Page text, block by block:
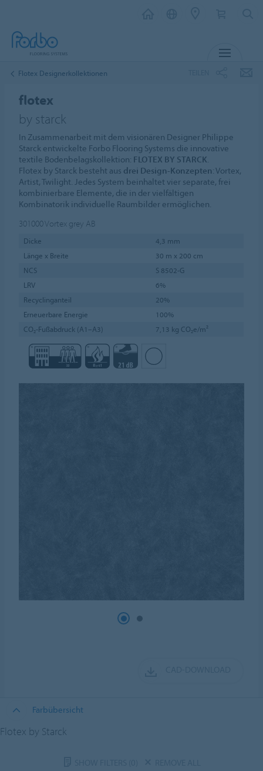
Flotex Designerkollektionen
flotex
by starck
In Zusammenarbeit mit dem visionären Designer Philippe
Starck entwickelte Forbo Flooring Systems die innovative
textile Bodenbelagskollektion: FLOTEX BY STARCK.
Flotex by Starck besteht aus drei Design-Konzepten: Vortex,
Artist, Twilight. Jedes System beinhaltet vier separate, frei
kombinierbare Elemente, die in der vielfältigen
Kombinatorik individuelle Raumbilder ermöglichen.
301000Vortex grey AB
Dicke
4,3 mm
Länge x Breite
30 m x 200 cm
NCS
S 8502-G
LRV
6%
Recyclinganteil
20%
Erneuerbare Energie
100%
CO₂-Fußabdruck (A1–A3)
7,13 kg CO₂e/m²
Farbübersicht
Flotex by Starck